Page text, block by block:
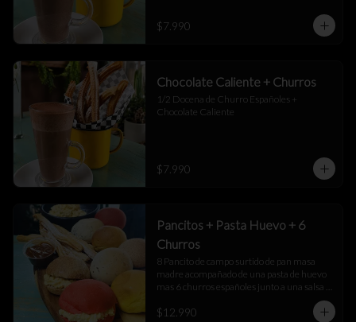
$7.990
Chocolate Caliente + Churros
1/2 Docena de Churro Españoles +
Chocolate Caliente
$7.990
Pancitos + Pasta Huevo + 6
Churros
8 Pancito de campo surtido de pan masa
madre acompañado de una pasta de huevo
mas 6 churros españoles junto a una salsa
$12.990